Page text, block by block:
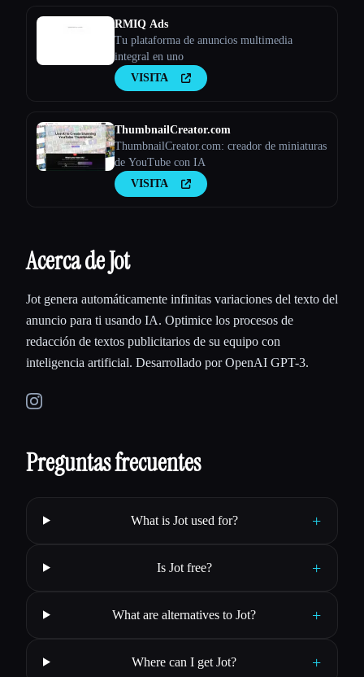
RMIQ Ads
Tu plataforma de anuncios multimedia
integral en uno
VISITA
ThumbnailCreator.com
ThumbnailCreator.com: creador de miniaturas
de YouTube con IA
VISITA
Acerca de Jot
Jot genera automáticamente infinitas variaciones del texto del
anuncio para ti usando IA. Optimice los procesos de
redacción de textos publicitarios de su equipo con
inteligencia artificial. Desarrollado por OpenAI GPT-3.
Preguntas frecuentes
What is Jot used for? +
Is Jot free? +
What are alternatives to Jot? +
Where can I get Jot? +